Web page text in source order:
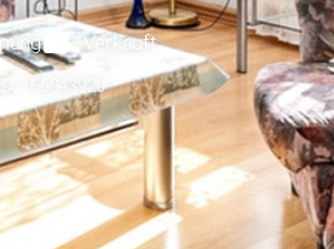
Verkauft
166943920